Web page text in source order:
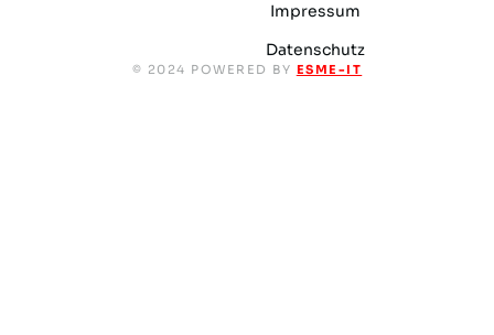
Impressum
Datenschutz
© 2024 POWERED BY ESME-IT